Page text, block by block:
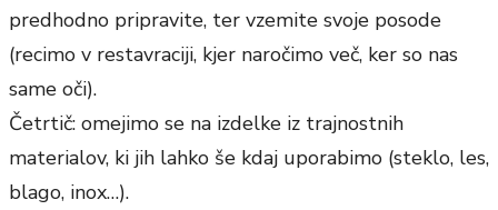
predhodno pripravite, ter vzemite svoje posode
(recimo v restavraciji, kjer naročimo več, ker so nas
same oči).
Četrtič: omejimo se na izdelke iz trajnostnih
materialov, ki jih lahko še kdaj uporabimo (steklo, les,
blago, inox…).